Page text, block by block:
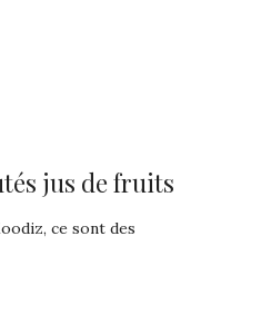
jus de fruits
ce sont des